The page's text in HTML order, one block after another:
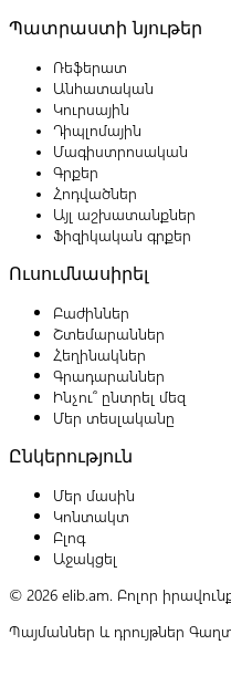
Պատրաստի նյութեր
Ռեֆերատ
Անհատական
Կուրսային
Դիպլոմային
Մագիստրոսական
Գրքեր
Հոդվածներ
Այլ աշխատանքներ
Ֆիզիկական գրքեր
Ուսումնասիրել
Բաժիններ
Շտեմարաններ
Հեղինակներ
Գրադարաններ
Ինչու՞ ընտրել մեզ
Մեր տեսլականը
Ընկերություն
Մեր մասին
Կոնտակտ
Բլոգ
Աջակցել
© 2026 elib.am. Բոլոր
Պայմաններ և դրույթներ